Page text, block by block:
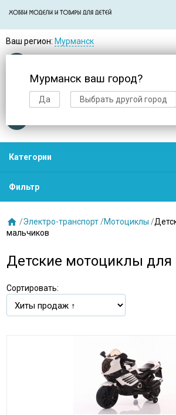
Ваш регион: Мурманск
Мурманск ваш город?
Да Выбрать другой город
Доставкав день заказа
Категории
Фильтр
 /Электро-транспорт /Мотоциклы /
мальчиков
Детские мотоциклы для
Сортировать: